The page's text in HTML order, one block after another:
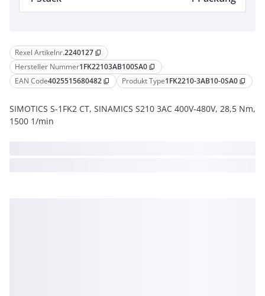
Rexel Artikelnr.2240127 content_copy
Hersteller Nummer1FK22103AB100SA0 content_copy
EAN Code4025515680482 content_copy Produkt Type1FK2210-3AB10-0SA0 content_copy
SIMOTICS S-1FK2 CT, SINAMICS S210 3AC 400V-480V, 28,5 Nm,
1500 1/min